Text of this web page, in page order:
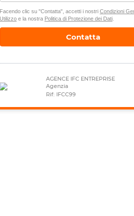
Facendo clic su "Contatta", accetti i nostri Condizioni
Utilizzoe la nostra Politica di Protezione dei Dati.
Contatta
AGENCE IFC ENTREPRISE
Agenzia
Rif: IFCC99